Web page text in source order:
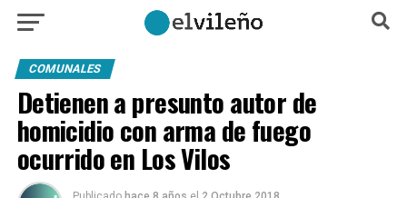
COMUNALES
Detienen a presunto autor de
homicidio con arma de fuego
ocurrido en Los Vilos